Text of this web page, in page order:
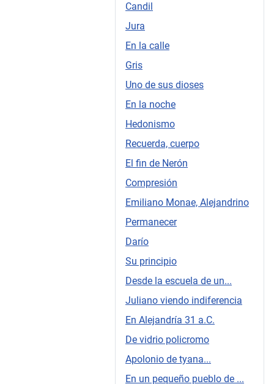
Candil
Jura
En la calle
Gris
Uno de sus dioses
En la noche
Hedonismo
Recuerda, cuerpo
El fin de Nerón
Compresión
Emiliano Monae, Alejandrino
Permanecer
Darío
Su principio
Desde la escuela de un...
Juliano viendo indiferencia
En Alejandría 31 a.C.
De vidrio policromo
Apolonio de tyana...
En un pequeño pueblo de ...